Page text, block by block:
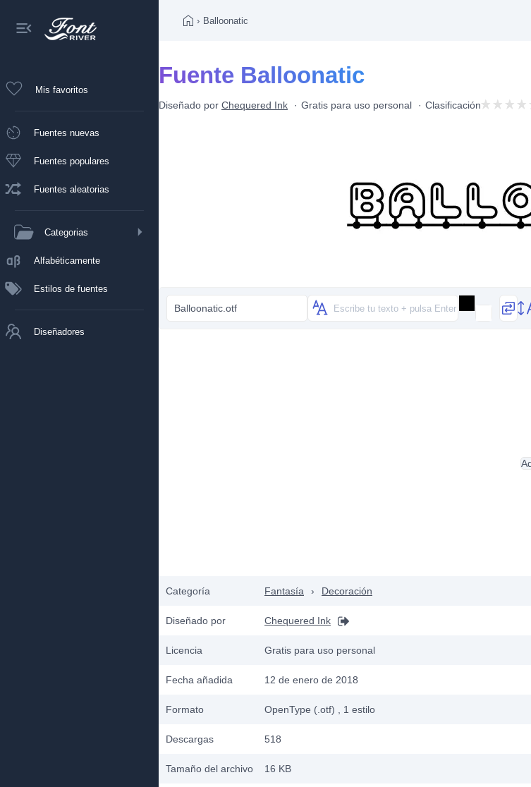
Mis favoritos
Fuentes nuevas
Fuentes populares
Fuentes aleatorias
Categorias
Alfabéticamente
Estilos de fuentes
Diseñadores
› Balloonatic
Fuente Balloonatic
Diseñado por Chequered Ink Gratis para uso personal Clasificación
Balloonatic.otf
Categoría Fantasía › Decoración
Diseñado por Chequered Ink
Licencia Gratis para uso personal
Fecha añadida 12 de enero de 2018
Formato OpenType (.otf) , 1 estilo
Descargas 518
Tamaño del archivo 16 KB